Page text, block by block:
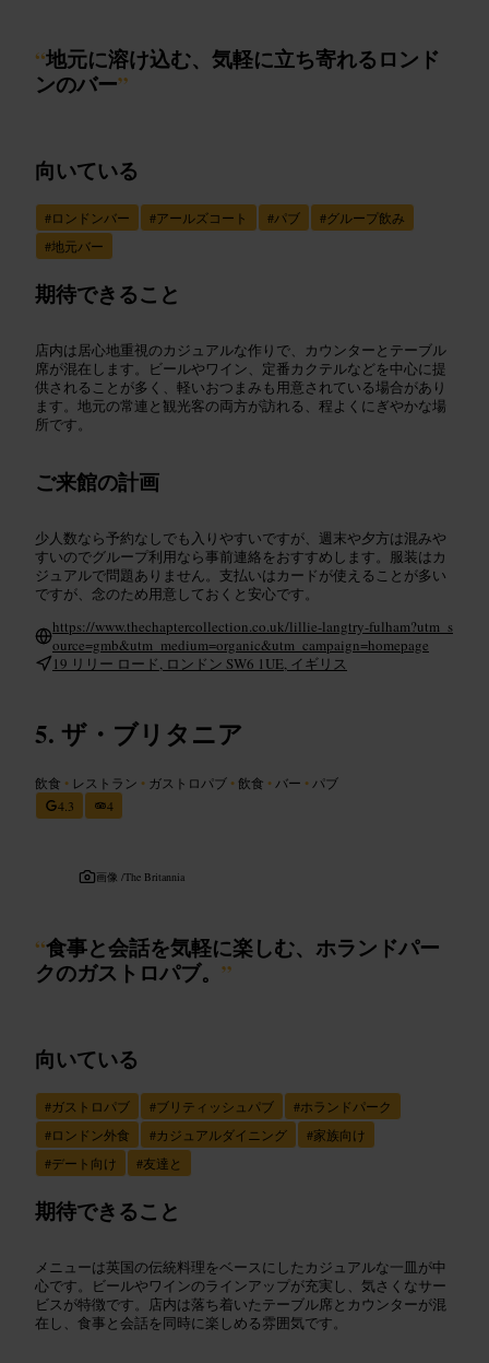
“地元に溶け込む、気軽に立ち寄れるロンド
ンのバー”
向いている
#ロンドンバー #アールズコート #パブ #グループ飲み
#地元バー
期待できること
店内は居心地重視のカジュアルな作りで、カウンターとテーブル
席が混在します。ビールやワイン、定番カクテルなどを中心に提
供されることが多く、軽いおつまみも用意されている場合があり
ます。地元の常連と観光客の両方が訪れる、程よくにぎやかな場
所です。
ご来館の計画
少人数なら予約なしでも入りやすいですが、週末や夕方は混みや
すいのでグループ利用なら事前連絡をおすすめします。服装はカ
ジュアルで問題ありません。支払いはカードが使えることが多い
ですが、念のため用意しておくと安心です。
https://www.thechaptercollection.co.uk/lillie-langtry-fulham?utm_s
ource=gmb&utm_medium=organic&utm_campaign=homepage
19 リリー ロード, ロンドン SW6 1UE, イギリス
ザ・ブリタニア
飲食 • レストラン • ガストロパブ • 飲食 • バー • パブ
4.3
4
画像 /The Britannia
“食事と会話を気軽に楽しむ、ホランドパー
クのガストロパブ。 ”
向いている
#ガストロパブ #ブリティッシュパブ #ホランドパーク
#ロンドン外食 #カジュアルダイニング #家族向け
#デート向け #友達と
期待できること
メニューは英国の伝統料理をベースにしたカジュアルな一皿が中
心です。ビールやワインのラインアップが充実し、気さくなサー
ビスが特徴です。店内は落ち着いたテーブル席とカウンターが混
在し、食事と会話を同時に楽しめる雰囲気です。